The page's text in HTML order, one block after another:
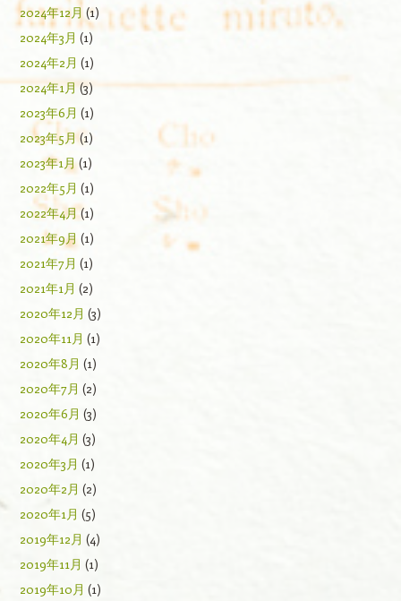
2024年12月 (1)
2024年3月 (1)
2024年2月 (1)
2024年1月 (3)
2023年6月 (1)
2023年5月 (1)
2023年1月(1)
2022年5月 (1)
2022年4月(1)
2021年9月 (1)
2021年7月 (1)
2021年1月 (2)
2020年12月 (3)
2020年11月 (1)
2020年8月 (1)
2020年7月 (2)
2020年6月 (3)
2020年4月 (3)
2020年3月 (1)
2020年2月 (2)
2020年1月 (5)
2019年12月 (4)
2019年11月 (1)
2019年10月 (1)